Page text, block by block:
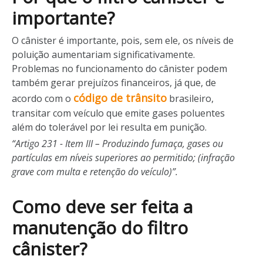
importante?
O cânister é importante, pois, sem ele, os níveis de
poluição aumentariam significativamente.
Problemas no funcionamento do cânister podem
também gerar prejuízos financeiros, já que, de
acordo com o código de trânsito brasileiro,
transitar com veículo que emite gases poluentes
além do tolerável por lei resulta em punição.
“Artigo 231 - Item III – Produzindo fumaça, gases ou
partículas em níveis superiores ao permitido; (infração
grave com multa e retenção do veículo)”.
Como deve ser feita a
manutenção do filtro
cânister?